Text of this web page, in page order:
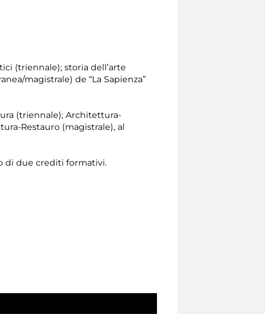
(triennale); storia dell’arte
magistrale) de “La Sapienza”
(triennale); Architettura-
Restauro (magistrale), al
di due crediti formativi.